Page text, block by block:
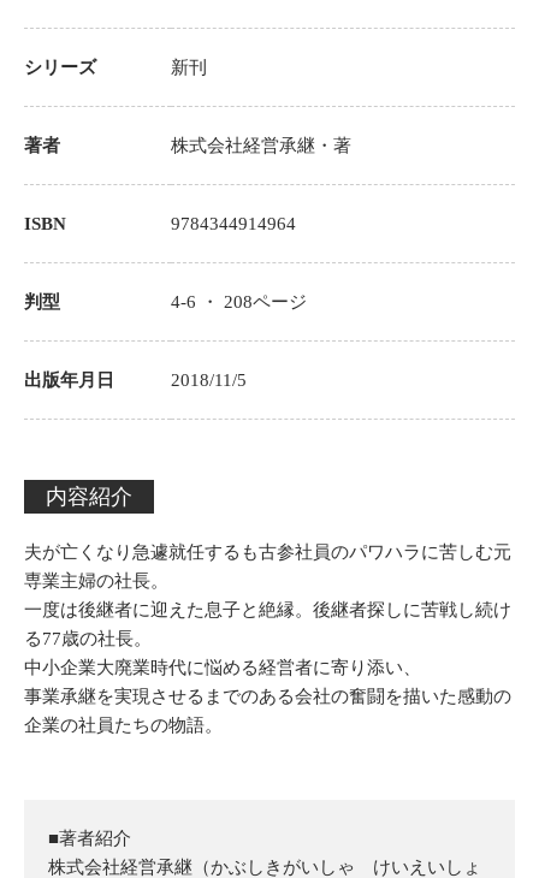
シリーズ 新刊
著者 株式会社経営承継 ・著
ISBN 9784344914964
判型 4-6 ・ 208ページ
出版年月日 2018/11/5
内容紹介
夫が亡くなり急遽就任するも古参社員のパワハラに苦しむ元
専業主婦の社長。
一度は後継者に迎えた息子と絶縁。後継者探しに苦戦し続け
る77歳の社長。
中小企業大廃業時代に悩める経営者に寄り添い、
事業承継を実現させるまでのある会社の奮闘を描いた感動の
企業の社員たちの物語。
■著者紹介
株式会社経営承継（かぶしきがいしゃ けいえいしょ